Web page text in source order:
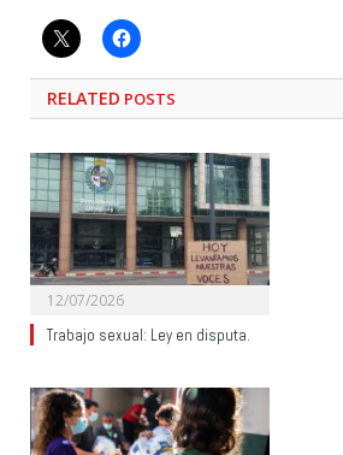
RELATED POSTS
12/07/2026
Trabajo sexual: Ley en disputa.